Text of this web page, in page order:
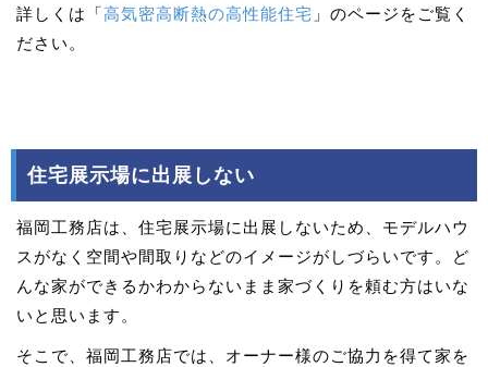
詳しくは「高気密高断熱の高性能住宅 」のページをご覧く
ださい。
住宅展示場に出展しない
福岡工務店は、住宅展示場に出展しないため、モデルハウ
スがなく空間や間取りなどのイメージがしづらいです。ど
んな家ができるかわからないまま家づくりを頼む方はいな
いと思います。
そこで、福岡工務店では、オーナー様のご協力を得て家を